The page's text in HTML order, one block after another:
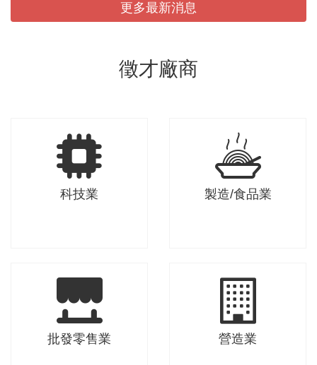
更多最新消息
徵才廠商
科技業
科技業
製造/食品業
製造/食品業
批發零售業 營造業